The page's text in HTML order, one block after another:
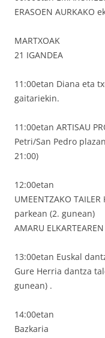
ERASOEN AURKAKO
MARTXOAK
21 IGANDEA
11:00etan Diana eta
gaitariekin.
11:00etan ARTISAU
Petri/San Pedro
21:00)
12:00etan
UMEENTZAKO
parkean (2. gunean)
AMARU
13:00etan Euskal
Gure Herria dantza
gunean) .
14:00etan
Bazkaria